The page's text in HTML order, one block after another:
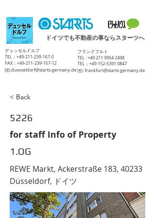
ドイツでも不動産の事ならスターツへ
​デュッセルドルフ
TEL：+49-211-239-167-0
FAX：+49-211-239-167-12
​✉️:duesseldorf@starts-germany.de
​フランクフルト
TEL :+49 211 9954 2498
TEL：+49-152-5391 0847
​✉️:frankfurt@starts-germany.de
< Back
5226
for staff Info of Property
1.OG
REWE Markt, Ackerstraße 183, 40233
Düsseldorf, ドイツ